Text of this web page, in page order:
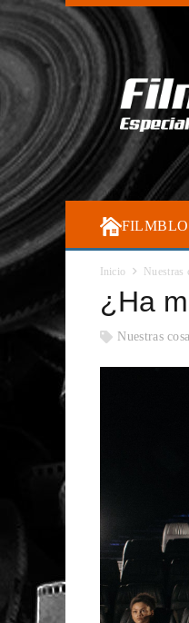
Inicio Nuestras
¿Ha
Nuestras